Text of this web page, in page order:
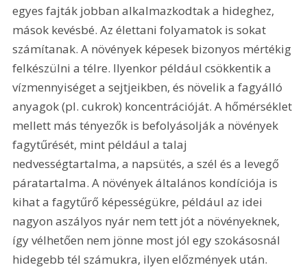
egyes fajták jobban alkalmazkodtak a hideghez,
mások kevésbé. Az élettani folyamatok is sokat
számítanak. A növények képesek bizonyos mértékig
felkészülni a télre. Ilyenkor például csökkentik a
vízmennyiséget a sejtjeikben, és növelik a fagyálló
anyagok (pl. cukrok) koncentrációját. A hőmérséklet
mellett más tényezők is befolyásolják a növények
fagytűrését, mint például a talaj
nedvességtartalma, a napsütés, a szél és a levegő
páratartalma. A növények általános kondíciója is
kihat a fagytűrő képességükre, például az idei
nagyon aszályos nyár nem tett jót a növényeknek,
így vélhetően nem jönne most jól egy szokásosnál
hidegebb tél számukra, ilyen előzmények után.